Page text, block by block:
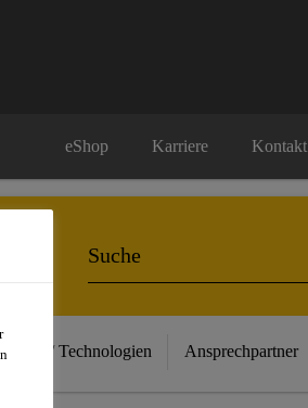
eShop Karriere Kontakt
/ Technologien Ansprechpartner